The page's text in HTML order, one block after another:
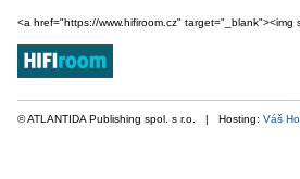
<a href="https://www.hifiroom.cz" target="_blank"><img
© ATLANTIDA Publishing spol. s r.o. | Hosting: Váš